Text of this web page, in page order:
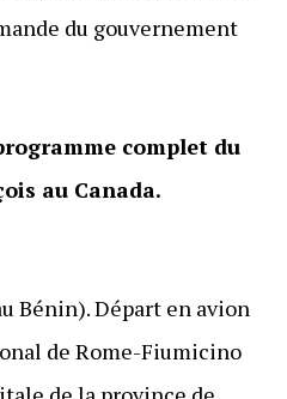
du gouvernement
complet du
au Canada.
Bénin). Départ en avion
de Rome-Fiumicino